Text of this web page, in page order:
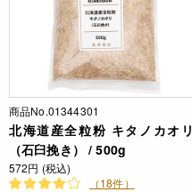
商品No.01344301
北海道産全粒粉 キタノカオリ
（石臼挽き） / 500g
572円 (税込)
（18件）